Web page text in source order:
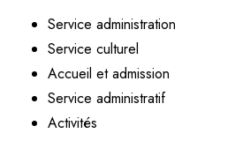
Service administration
Service culturel
Accueil et admission
Service administratif
Activités